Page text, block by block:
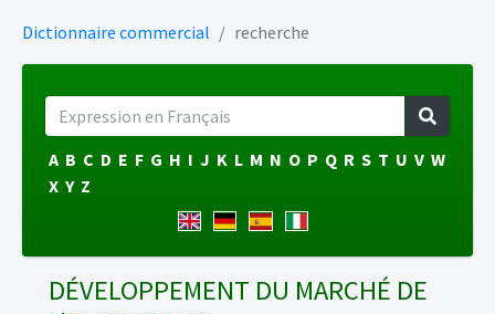
Dictionnaire commercial recherche
A B C D E F G H I J K L M N O P Q R S T U V W
X Y Z
DÉVELOPPEMENT DU MARCHÉ DE